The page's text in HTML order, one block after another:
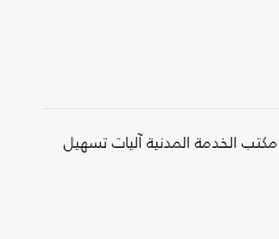
الخدمة المدنية آليات تسهيل